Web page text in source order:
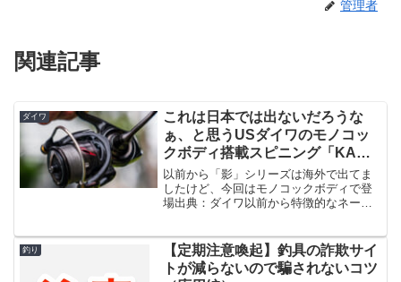
管理者
関連記事
ダイワ
これは日本では出ないだろうな
ぁ、と思うUSダイワのモノコッ
クボディ搭載スピニング「KAGE
MQ LT（影 MQ LT）」
以前から「影」シリーズは海外で出てま
したけど、今回はモノコックボディで登
場出典：ダイワ以前から特徴的なネーミ
載で新しくなるみたいです。こちらは主
に淡水用なのでバス等がタ...
釣り
【定期注意喚起】釣具の詐欺サイ
トが減らないので騙されないコツ